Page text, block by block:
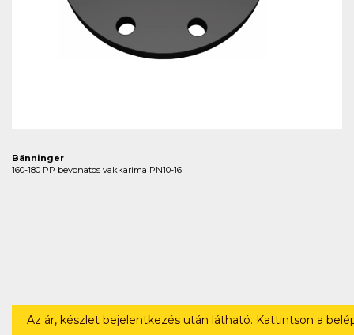
Bänninger
160-180 PP bevonatos vakkarima PN10-16
Az ár, készlet bejelentkezés után látható. Kattintson a